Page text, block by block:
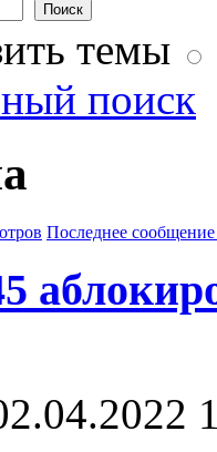
темы
поиск
Последнее сообщение